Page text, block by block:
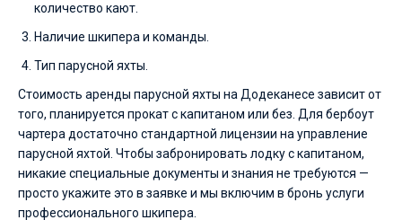
количество кают.
Наличие шкипера и команды.
Тип парусной яхты.
Стоимость аренды парусной яхты на Додеканесе зависит от
того, планируется прокат с капитаном или без. Для бербоут
чартера достаточно стандартной лицензии на управление
парусной яхтой. Чтобы забронировать лодку с капитаном,
никакие специальные документы и знания не требуются —
просто укажите это в заявке и мы включим в бронь услуги
профессионального шкипера.